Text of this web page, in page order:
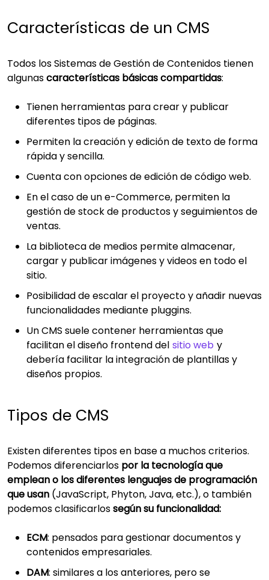
Características de un CMS
Todos los Sistemas de Gestión de Contenidos tienen
algunascaracterísticas básicas compartidas:
Tienen herramientas para crear y publicar
diferentes tipos de páginas.
Permiten la creación y edición de texto de forma
rápida y sencilla.
Cuenta con opciones de edición de código web.
En el caso de un e-Commerce, permiten la
gestión de stock de productos y seguimientos de
ventas.
La biblioteca de medios permite almacenar,
cargar y publicar imágenes y videos en todo el
sitio.
Posibilidad de escalar el proyecto y añadir nuevas
funcionalidades mediante pluggins.
Un CMS suele contener herramientas que
facilitan el diseño frontend del sitio web y
debería facilitar la integración de plantillas y
diseños propios.
Tipos de CMS
Existen diferentes tipos en base a muchos criterios.
Podemos diferenciarlos por la tecnología que
emplean o los diferentes lenguajes de programación
que usan (JavaScript, Phyton, Java, etc.), o también
podemos clasificarlossegún su funcionalidad:
ECM: pensados para gestionar documentos y
contenidos empresariales.
DAM: similares a los anteriores, pero se